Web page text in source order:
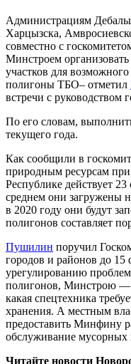
Администрациям
Харцызска,
совместно с
Минстроем
участков для
полигоны ТБО– отметил
встречи с руководством
По его словам,
текущего года.
Как сообщили в
природным ресурсам при
Республике действует
среднем они загружены
в 2020 году они будут
полигонов составляет
Пушилин поручил
городов и районов до 15
урегулированию
полигонов, Минстрою —
какая спецтехника
хранения. А местным
предоставить Минфину
обслуживание мусорных
Читайте новости